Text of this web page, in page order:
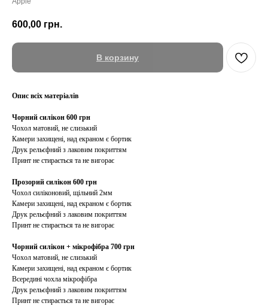
600,00 грн.
В корзину
Опис всіх матеріалів
Чорний силікон 600 грн
Чохол матовий, не слизький
Камери захищені, над екраном є бортик
Друк рельєфний з лаковим покриттям
Принт не стирається та не вигорає
Прозорий силікон 600 грн
Чохол силіконовий, щільний 2мм
Камери захищені, над екраном є бортик
Друк рельєфний з лаковим покриттям
Принт не стирається та не вигорає
Чорний силікон + мікрофібра 700 грн
Чохол матовий, не слизький
Камери захищені, над екраном є бортик
Всередині чохла мікрофібра
Друк рельєфний з лаковим покриттям
Принт не стирається та не вигорає